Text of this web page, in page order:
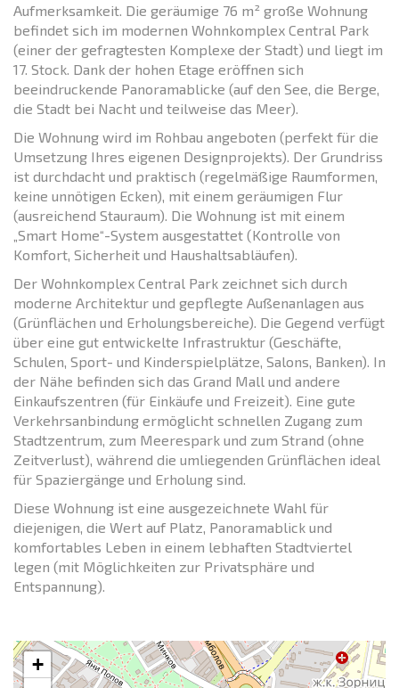
Aufmerksamkeit. Die geräumige 76 m² große Wohnung
befindet sich im modernen Wohnkomplex Central Park
(einer der gefragtesten Komplexe der Stadt) und liegt im
17. Stock. Dank der hohen Etage eröffnen sich
beeindruckende Panoramablicke (auf den See, die Berge,
die Stadt bei Nacht und teilweise das Meer).
Die Wohnung wird im Rohbau angeboten (perfekt für die
Umsetzung Ihres eigenen Designprojekts). Der Grundriss
ist durchdacht und praktisch (regelmäßige Raumformen,
keine unnötigen Ecken), mit einem geräumigen Flur
(ausreichend Stauraum). Die Wohnung ist mit einem
„Smart Home“-System ausgestattet (Kontrolle von
Komfort, Sicherheit und Haushaltsabläufen).
Der Wohnkomplex Central Park zeichnet sich durch
moderne Architektur und gepflegte Außenanlagen aus
(Grünflächen und Erholungsbereiche). Die Gegend verfügt
über eine gut entwickelte Infrastruktur (Geschäfte,
Schulen, Sport- und Kinderspielplätze, Salons, Banken). In
der Nähe befinden sich das Grand Mall und andere
Einkaufszentren (für Einkäufe und Freizeit). Eine gute
Verkehrsanbindung ermöglicht schnellen Zugang zum
Stadtzentrum, zum Meerespark und zum Strand (ohne
Zeitverlust), während die umliegenden Grünflächen ideal
für Spaziergänge und Erholung sind.
Diese Wohnung ist eine ausgezeichnete Wahl für
diejenigen, die Wert auf Platz, Panoramablick und
komfortables Leben in einem lebhaften Stadtviertel
legen (mit Möglichkeiten zur Privatsphäre und
Entspannung).
+